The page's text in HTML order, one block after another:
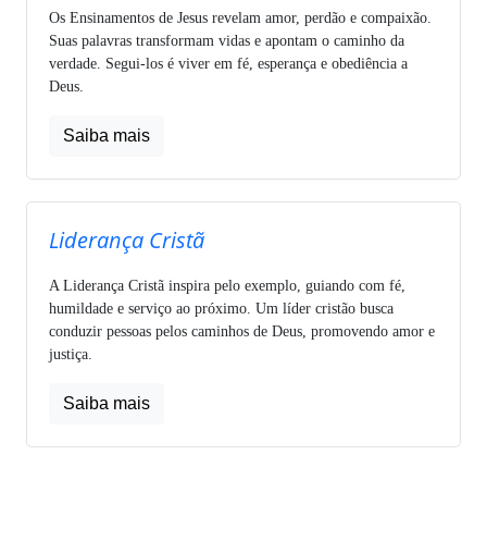
Os Ensinamentos de Jesus revelam amor, perdão e compaixão.
Suas palavras transformam vidas e apontam o caminho da
verdade. Segui-los é viver em fé, esperança e obediência a
Deus.
Saiba mais
Liderança Cristã
A Liderança Cristã inspira pelo exemplo, guiando com fé,
humildade e serviço ao próximo. Um líder cristão busca
conduzir pessoas pelos caminhos de Deus, promovendo amor e
justiça.
Saiba mais